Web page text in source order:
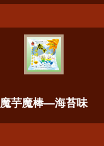
魔芋魔棒—海苔味